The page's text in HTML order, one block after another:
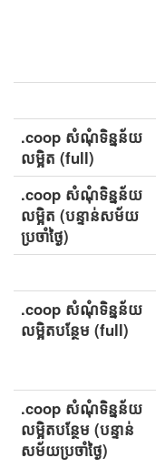
.coop សំណុំទិន្នន័យ
លម្អិត (full)
.coop សំណុំទិន្នន័យ
លម្អិត (បន្ទាន់សម័យ
ប្រចាំថ្ងៃ)
.coop សំណុំទិន្នន័យ
លម្អិតបន្ថែម (full)
.coop សំណុំទិន្នន័យ
លម្អិតបន្ថែម (បន្ទាន់
សម័យប្រចាំថ្ងៃ)